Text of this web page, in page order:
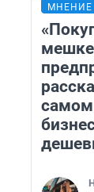
МНЕНИЕ
самом